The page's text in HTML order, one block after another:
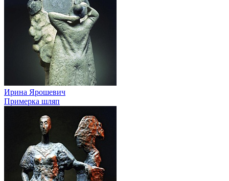
Ирина Ярошевич
Примерка шляп